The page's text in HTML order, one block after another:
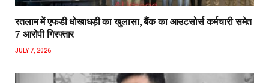
रतलाम में एफडी धोखाधड़ी का खुलासा, बैंक का आउटसोर्स कर्मचारी समेत
7 आरोपी गिरफ्तार
JULY 7, 2026